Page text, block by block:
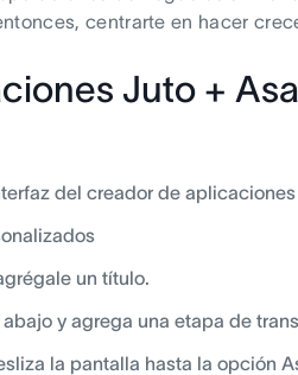
centrarte en hacer
Juto +
del creador de aplicaciones
un título.
y agrega una etapa de
la pantalla hasta la opción